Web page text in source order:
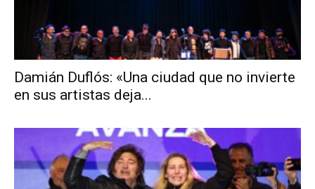
Damián Duflós: «Una ciudad que no invierte
en sus artistas deja...